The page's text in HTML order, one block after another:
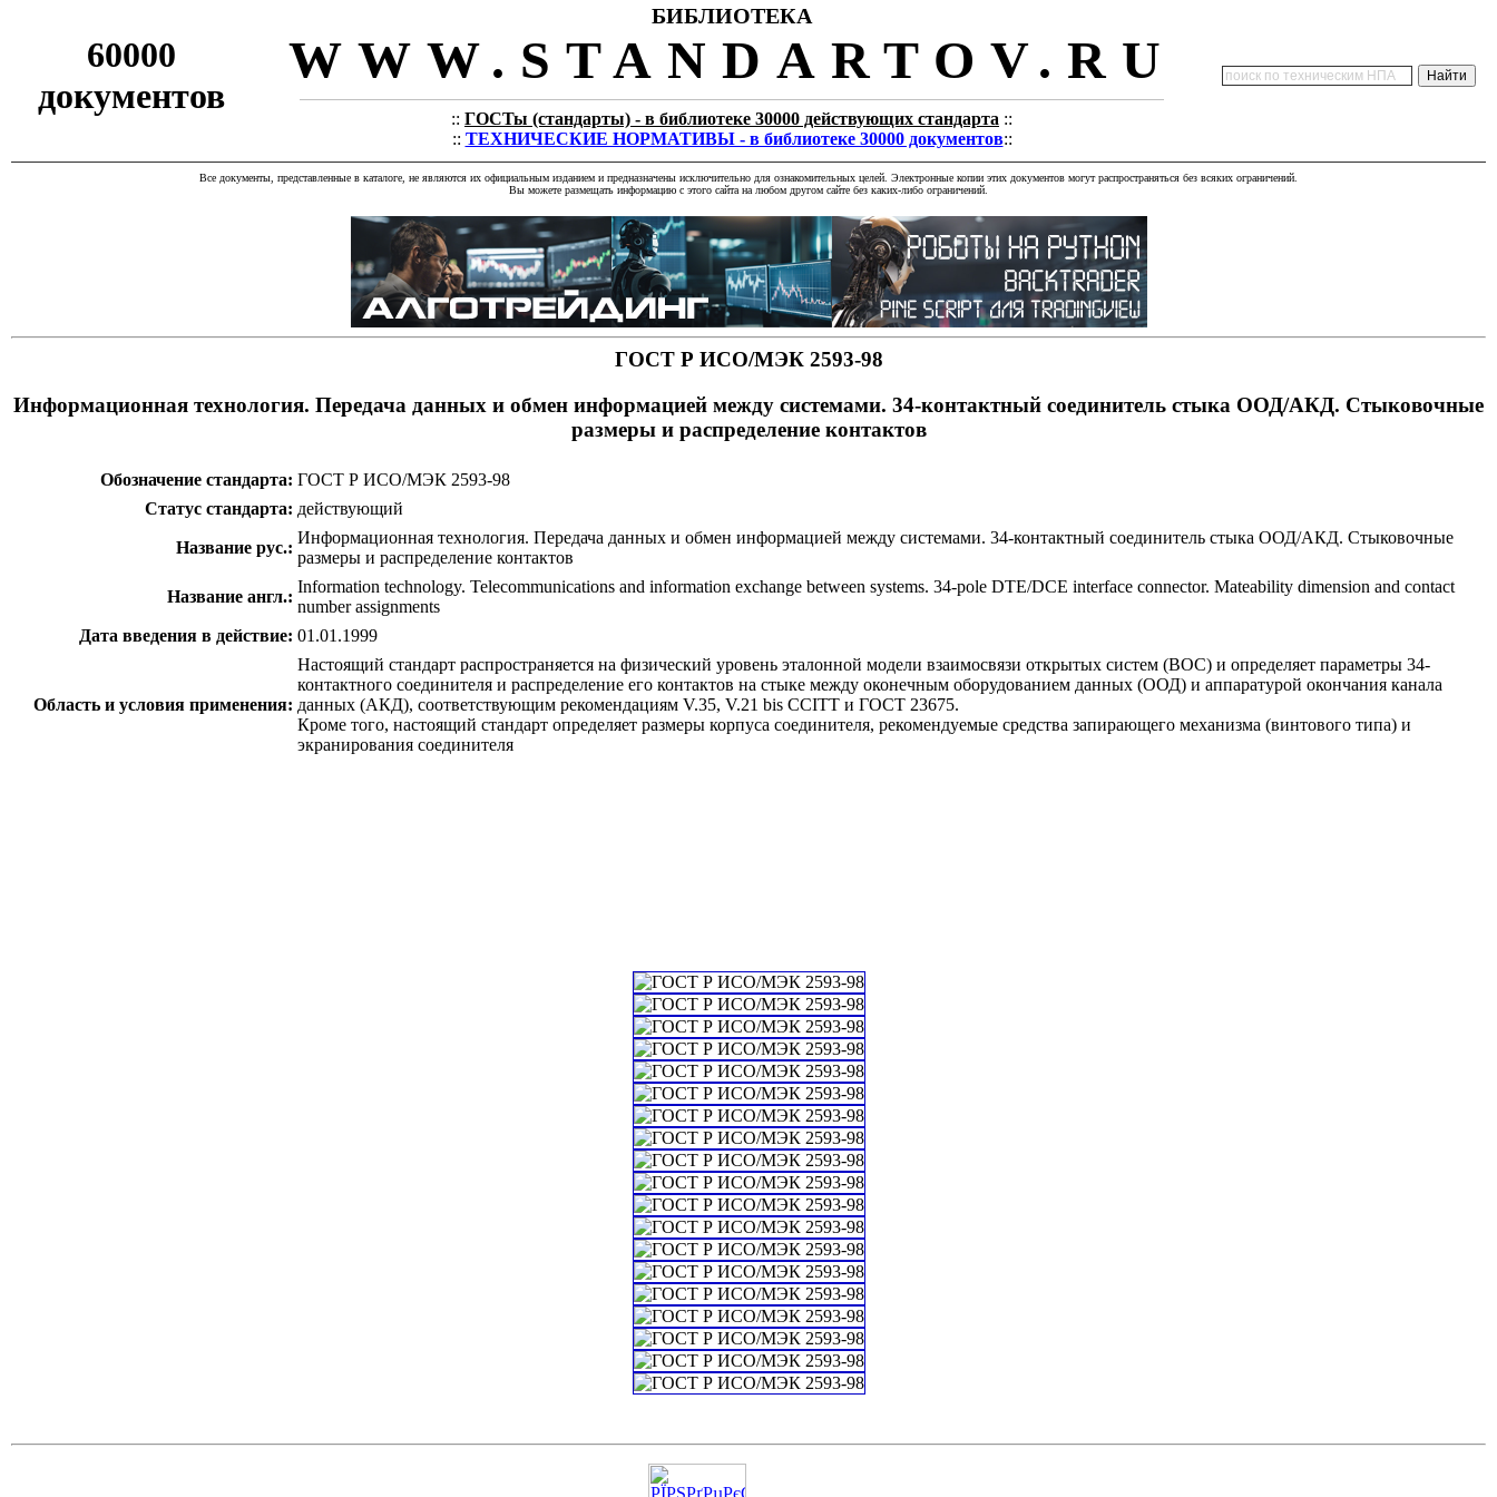
60000
документов
БИБЛИОТЕКА
WWW.STANDARTOV.RU
:: ГОСТы (стандарты) - в библиотеке 30000 действующих стандарта ::
:: ТЕХНИЧЕСКИЕ НОРМАТИВЫ - в библиотеке 30000 документов::
Все документы, представленные в каталоге, не являются их официальным изданием и предназначены исключительно для ознакомительных целей. Электронные копии этих документов могут распространяться без всяких ограничений.
Вы можете размещать информацию с этого сайта на любом другом сайте без каких-либо ограничений.
ГОСТ Р ИСО/МЭК 2593-98
Информационная технология. Передача данных и обмен информацией между системами. 34-контактный соединитель стыка ООД/АКД. Стыковочные
размеры и распределение контактов
Обозначение стандарта: ГОСТ Р ИСО/МЭК 2593-98
Статус стандарта: действующий
Название рус.:
Информационная технология. Передача данных и обмен информацией между системами. 34-контактный соединитель стыка ООД/АКД. Стыковочные
размеры и распределение контактов
Название англ.:
Information technology. Telecommunications and information exchange between systems. 34-pole DTE/DCE interface connector. Mateability dimension and contact
number assignments
Дата введения в действие: 01.01.1999
Область и условия применения:
Настоящий стандарт распространяется на физический уровень эталонной модели взаимосвязи открытых систем (ВОС) и определяет параметры 34-
контактного соединителя и распределение его контактов на стыке между оконечным оборудованием данных (ООД) и аппаратурой окончания канала
данных (АКД), соответствующим рекомендациям V.35, V.21 bis CCITT и ГОСТ 23675.
Кроме того, настоящий стандарт определяет размеры корпуса соединителя, рекомендуемые средства запирающего механизма (винтового типа) и
экранирования соединителя